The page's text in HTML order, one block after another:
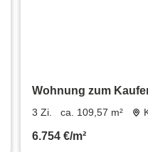
Wohnung zum
109.57 m²
3 Zi. ca. 109,57 m²
6.754 €/m²